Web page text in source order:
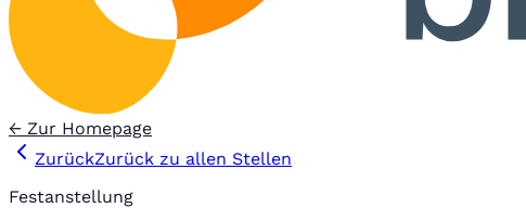
← Zur Homepage
ZurückZurück zu allen Stellen
Festanstellung